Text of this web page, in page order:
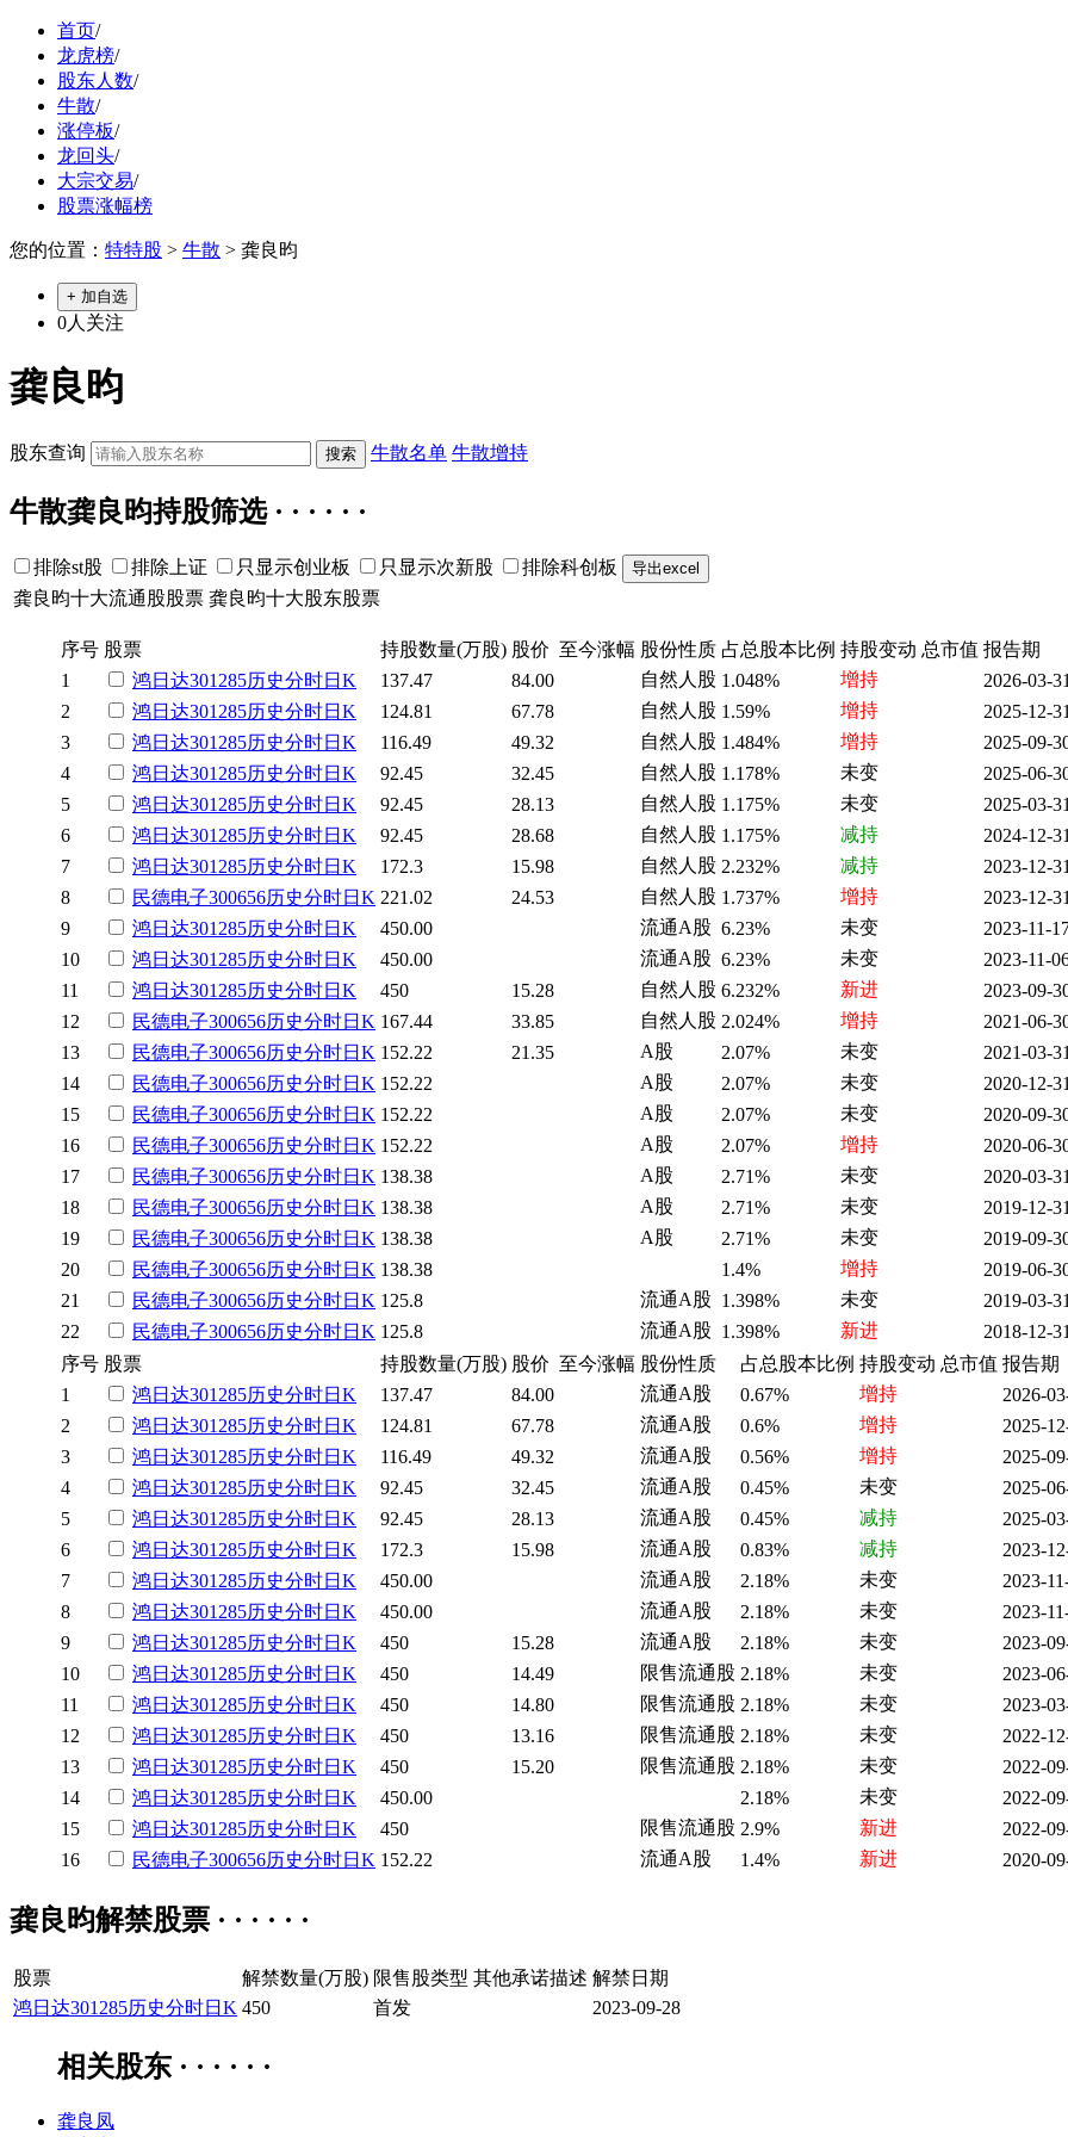
首页/
龙虎榜/
股东人数/
牛散/
涨停板/
龙回头/
大宗交易/
股票涨幅榜
您的位置： 特特股 > 牛散 > 龚良昀
+ 加自选
0人关注
龚良昀
股东查询 牛散名单 牛散增持
牛散龚良昀持股筛选 · · · · · ·
排除st股 排除上证 只显示创业板 只显示次新股
排除科创板
龚良昀十大流通股股票 龚良昀十大股东股票
序号 股票 持股数量(万股) 股价 至今涨幅 股份性质 占总股本比例 持股变动 总市值 报告期
1
鸿日达301285历史分时日K 137.47 84.00 自然人股 1.048% 增持
2026-03-31
2
鸿日达301285历史分时日K 124.81 67.78 自然人股 1.59% 增持
2025-12-31
3
鸿日达301285历史分时日K 116.49 49.32 自然人股 1.484% 增持
2025-09-
4
鸿日达301285历史分时日K 92.45 32.45 自然人股 1.178% 未变
2025-06-
5
鸿日达301285历史分时日K 92.45 28.13 自然人股 1.175% 未变
2025-03-31
6
鸿日达301285历史分时日K 92.45 28.68 自然人股 1.175% 减持
2024-12-31
7
鸿日达301285历史分时日K 172.3 15.98 自然人股 2.232% 减持
2023-12-31
8
民德电子300656历史分时日K 221.02 24.53 自然人股 1.737% 增持
2023-12-31
9
鸿日达301285历史分时日K 450.00 流通A股 6.23% 未变
2023-11-
10
鸿日达301285历史分时日K 450.00 流通A股 6.23% 未变
2023-11-
11
鸿日达301285历史分时日K 450 15.28 自然人股 6.232% 新进
2023-09-
12
民德电子300656历史分时日K 167.44 33.85 自然人股 2.024% 增持
2021-06-
13
民德电子300656历史分时日K 152.22 21.35 A股 2.07% 未变
2021-03-31
14
民德电子300656历史分时日K 152.22 A股 2.07% 未变
2020-12-31
15
民德电子300656历史分时日K 152.22 A股 2.07% 未变
2020-09-
16
民德电子300656历史分时日K 152.22 A股 2.07% 增持
2020-06-
17
民德电子300656历史分时日K 138.38 A股 2.71% 未变
2020-03-31
18
民德电子300656历史分时日K 138.38 A股 2.71% 未变
2019-12-31
19
民德电子300656历史分时日K 138.38 A股 2.71% 未变
2019-09-
20
民德电子300656历史分时日K 138.38 1.4% 增持
2019-06-
21
民德电子300656历史分时日K 125.8 流通A股 1.398% 未变
2019-03-31
22
民德电子300656历史分时日K 125.8 流通A股 1.398% 新进
2018-12-31
序号 股票 持股数量(万股) 股价 至今涨幅 股份性质 占总股本比例 持股变动 总市值 报告期
1
鸿日达301285历史分时日K 137.47 84.00 流通A股 0.67% 增持
2026-
2
鸿日达301285历史分时日K 124.81 67.78 流通A股 0.6% 增持
2025-
3
鸿日达301285历史分时日K 116.49 49.32 流通A股 0.56% 增持
2025-
4
鸿日达301285历史分时日K 92.45 32.45 流通A股 0.45% 未变
2025-
5
鸿日达301285历史分时日K 92.45 28.13 流通A股 0.45% 减持
2025-
6
鸿日达301285历史分时日K 172.3 15.98 流通A股 0.83% 减持
2023-
7
鸿日达301285历史分时日K 450.00 流通A股 2.18% 未变
2023-
8
鸿日达301285历史分时日K 450.00 流通A股 2.18% 未变
2023-
9
鸿日达301285历史分时日K 450 15.28 流通A股 2.18% 未变
2023-
10
鸿日达301285历史分时日K 450 14.49 限售流通股 2.18% 未变
2023-
11
鸿日达301285历史分时日K 450 14.80 限售流通股 2.18% 未变
2023-
12
鸿日达301285历史分时日K 450 13.16 限售流通股 2.18% 未变
2022-
13
鸿日达301285历史分时日K 450 15.20 限售流通股 2.18% 未变
2022-
14
鸿日达301285历史分时日K 450.00 2.18% 未变
2022-
15
鸿日达301285历史分时日K 450 限售流通股 2.9% 新进
2022-
16
民德电子300656历史分时日K 152.22 流通A股 1.4% 新进 2020-
龚良昀解禁股票 · · · · · ·
股票 解禁数量(万股) 限售股类型 其他承诺描述 解禁日期
鸿日达301285历史分时日K 450 首发 2023-09-28
相关股东 · · · · · ·
龚良凤